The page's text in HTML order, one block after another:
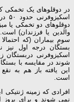
در دوقلوهای یک تخمکی
دوقلوهای دو تخمکی یا
والدین یا فرزندان)
سوم بیماران (که
بستگان درجه اول
اسکیزوفرنی
شوند در مقایسه با
این یافته باز هم به
است.
افرادی که زمینه ژنتیکی
نمی شوند و برای بروز